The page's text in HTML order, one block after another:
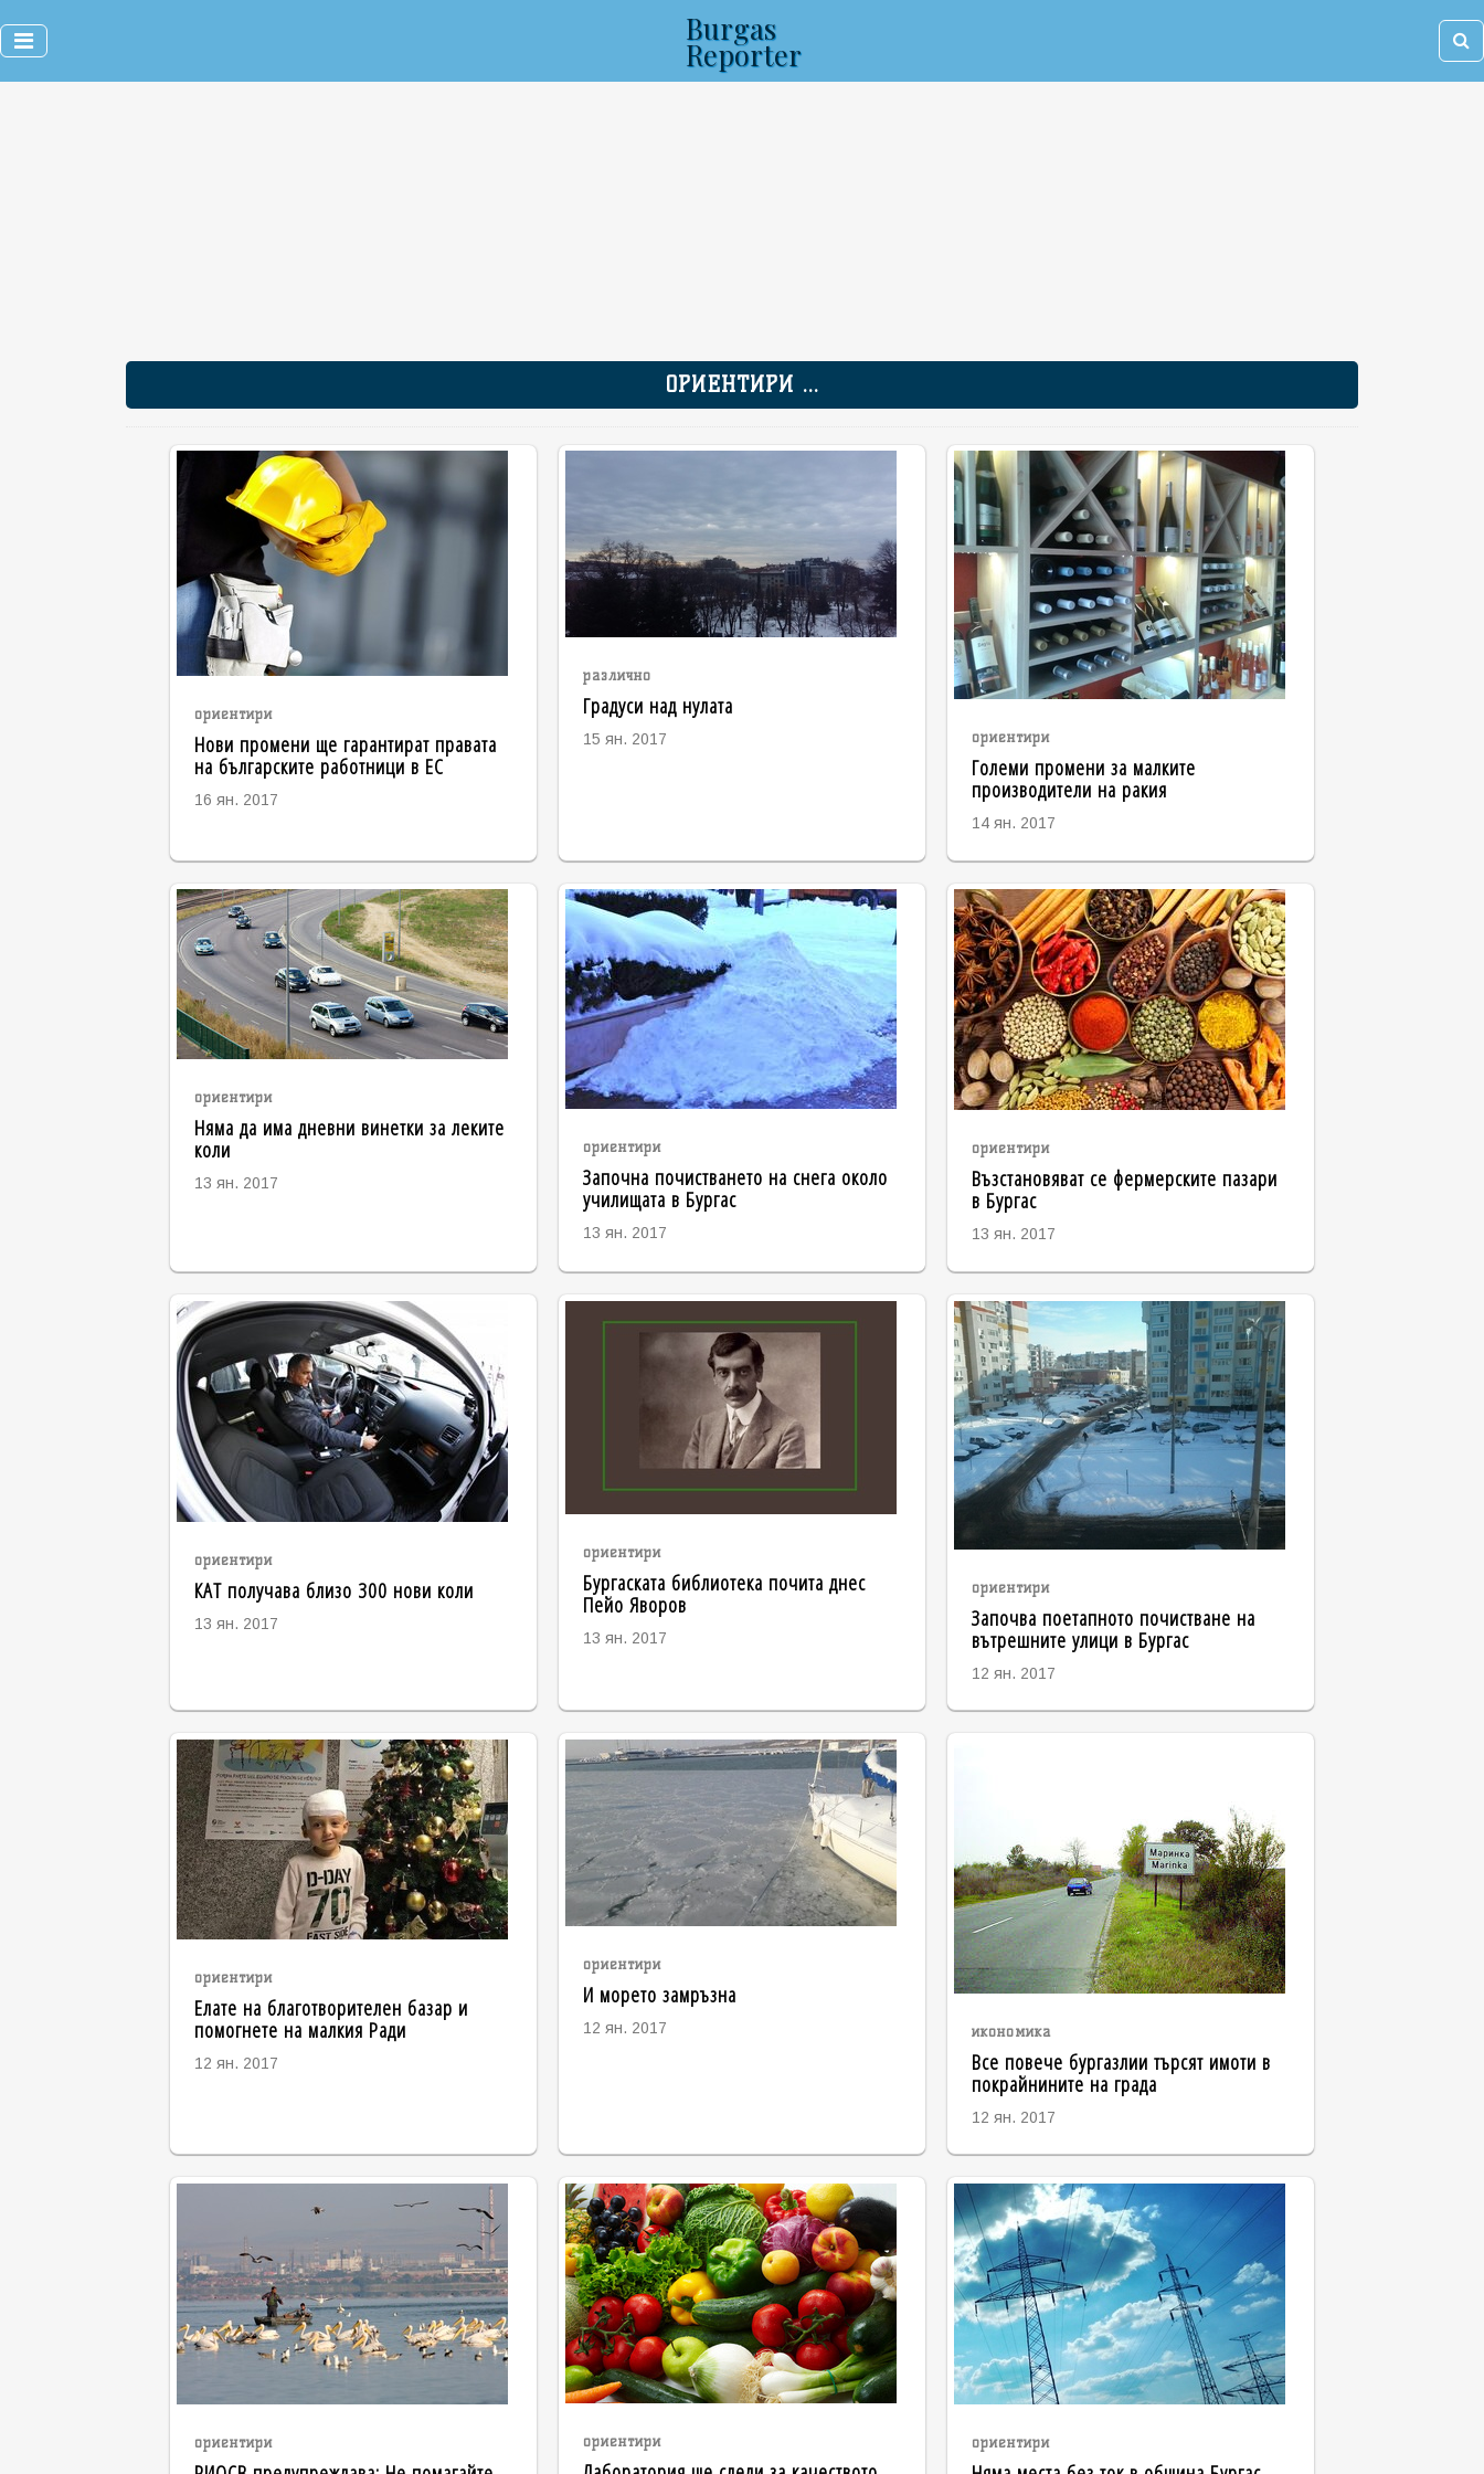
Burgas
Reporter
ОРИЕНТИРИ ...
ориентири
Нови промени ще гарантират правата
на българските работници в ЕС
16 ян. 2017
различно
Градуси над нулата
15 ян. 2017 ориентири
Големи промени за малките
производители на ракия
14 ян. 2017
ориентири
Няма да има дневни винетки за леките
коли
13 ян. 2017
ориентири
Започна почистването на снега около
училищата в Бургас
13 ян. 2017
ориентири
Възстановяват се фермерските пазари
в Бургас
13 ян. 2017
ориентири
КАТ получава близо 300 нови коли
13 ян. 2017
ориентири
Бургаската библиотека почита днес
Пейо Яворов
13 ян. 2017
ориентири
Започва поетапното почистване на
вътрешните улици в Бургас
12 ян. 2017
ориентири
Елате на благотворителен базар и
помогнете на малкия Ради
12 ян. 2017
ориентири
И морето замръзна
12 ян. 2017 икономика
Все повече бургазлии търсят имоти в
покрайнините на града
12 ян. 2017
ориентири ориентири ориентири